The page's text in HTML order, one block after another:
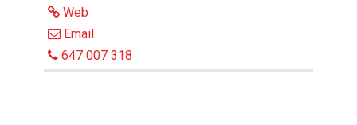
Web
Email
647 007 318